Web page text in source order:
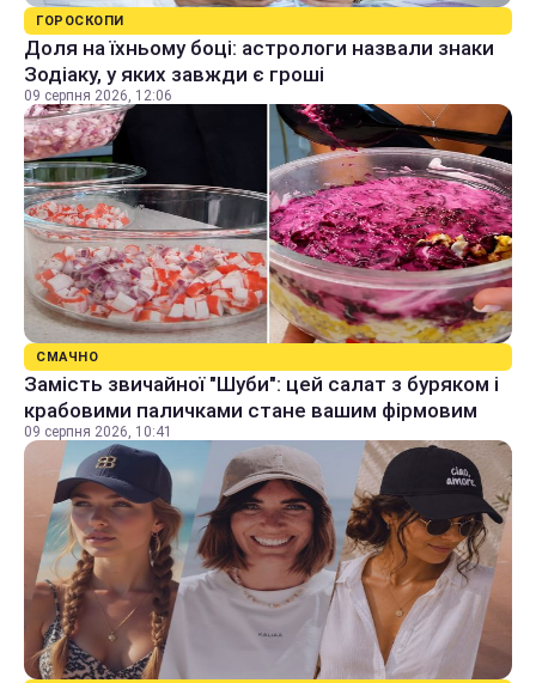
ГОРОСКОПИ
Доля на їхньому боці: астрологи назвали знаки
Зодіаку, у яких завжди є гроші
09 серпня 2026, 12:06
СМАЧНО
Замість звичайної "Шуби": цей салат з буряком і
крабовими паличками стане вашим фірмовим
09 серпня 2026, 10:41